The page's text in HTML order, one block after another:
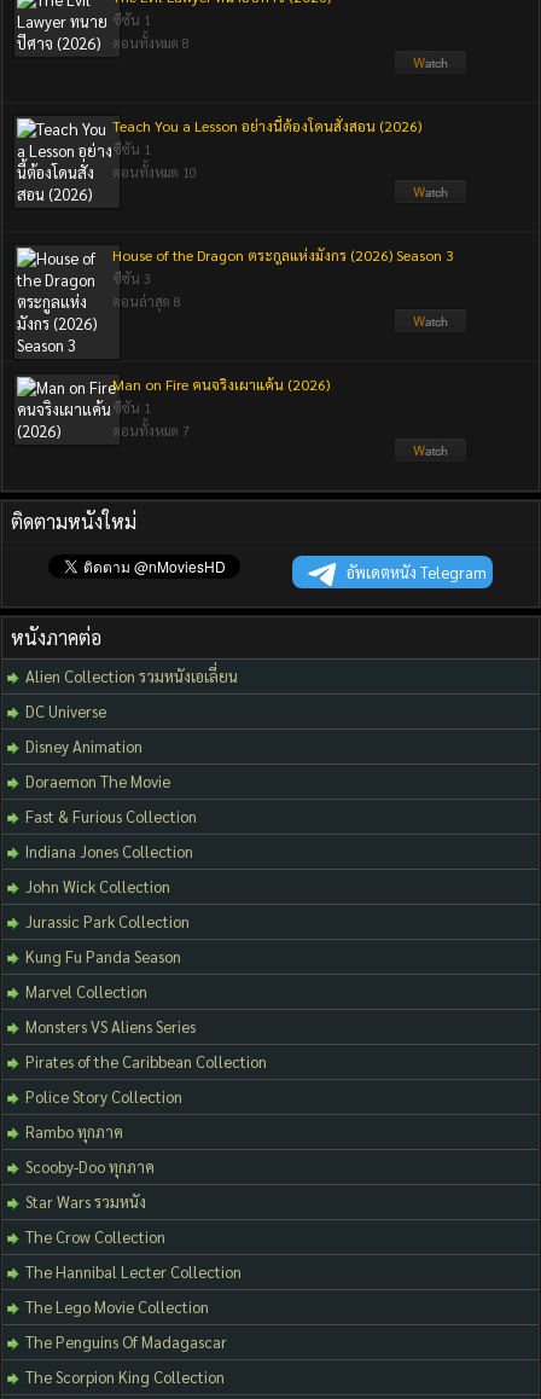
ซีซัน 1
ตอนทั้งหมด 8
Teach You a Lesson อย่างนี้ต้องโดนสั่งสอน (2026)
ซีซัน 1
ตอนทั้งหมด 10
House of the Dragon ตระกูลแห่งมังกร (2026) Season 3
ซีซัน 3
ตอนล่าสุด 8
Man on Fire คนจริงเผาแค้น (2026)
ซีซัน 1
ตอนทั้งหมด 7
ติดตามหนังใหม่
อัพเดตหนัง Telegram
หนังภาคต่อ
Alien Collection รวมหนังเอเลี่ยน
DC Universe
Disney Animation
Doraemon The Movie
Fast & Furious Collection
Indiana Jones Collection
John Wick Collection
Jurassic Park Collection
Kung Fu Panda Season
Marvel Collection
Monsters VS Aliens Series
Pirates of the Caribbean Collection
Police Story Collection
Rambo ทุกภาค
Scooby-Doo ทุกภาค
Star Wars รวมหนัง
The Crow Collection
The Hannibal Lecter Collection
The Lego Movie Collection
The Penguins Of Madagascar
The Scorpion King Collection